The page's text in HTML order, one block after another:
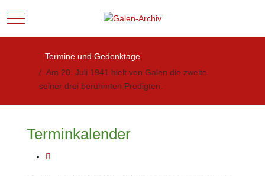
Mobile Menu Toggle
Termine und Gedenktage
Am 20. Juli 1941 hielt von Galen die zweite
seiner drei berühmten Predigten.
Terminkalender